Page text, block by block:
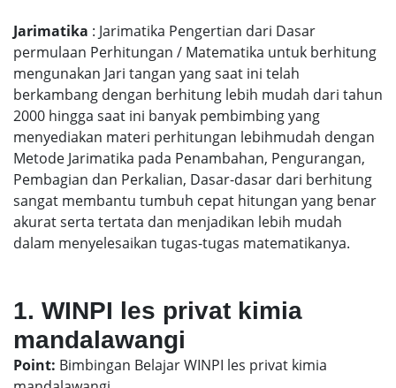
Jarimatika : Jarimatika Pengertian dari Dasar
permulaan Perhitungan / Matematika untuk berhitung
mengunakan Jari tangan yang saat ini telah
berkambang dengan berhitung lebih mudah dari tahun
2000 hingga saat ini banyak pembimbing yang
menyediakan materi perhitungan lebihmudah dengan
Metode Jarimatika pada Penambahan, Pengurangan,
Pembagian dan Perkalian, Dasar-dasar dari berhitung
sangat membantu tumbuh cepat hitungan yang benar
akurat serta tertata dan menjadikan lebih mudah
dalam menyelesaikan tugas-tugas matematikanya.
1. WINPI les privat kimia
mandalawangi
Point: Bimbingan Belajar WINPI les privat kimia